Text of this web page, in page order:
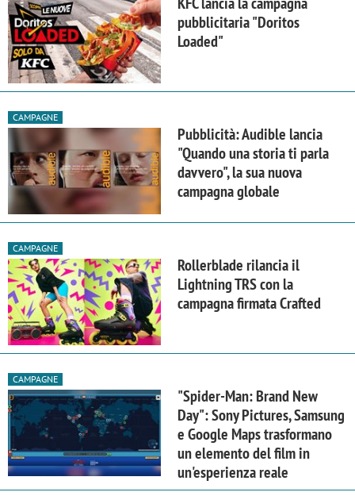
pubblicitaria "Doritos
Loaded"
CAMPAGNE
Pubblicità: Audible lancia
"Quando una storia ti parla
davvero", la sua nuova
campagna globale
CAMPAGNE
Rollerblade rilancia il
Lightning TRS con la
campagna firmata Crafted
CAMPAGNE
"Spider-Man: Brand New
Day": Sony Pictures, Samsung
e Google Maps trasformano
un elemento del film in
un'esperienza reale